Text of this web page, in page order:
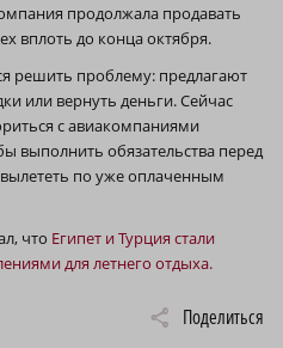
продолжала продавать
вплоть до конца октября.
решить проблему: предлагают
или вернуть деньги. Сейчас
с авиакомпаниями
выполнить обязательства перед
по уже оплаченным
что Египет и Турция стали
для летнего отдыха.
Поделиться